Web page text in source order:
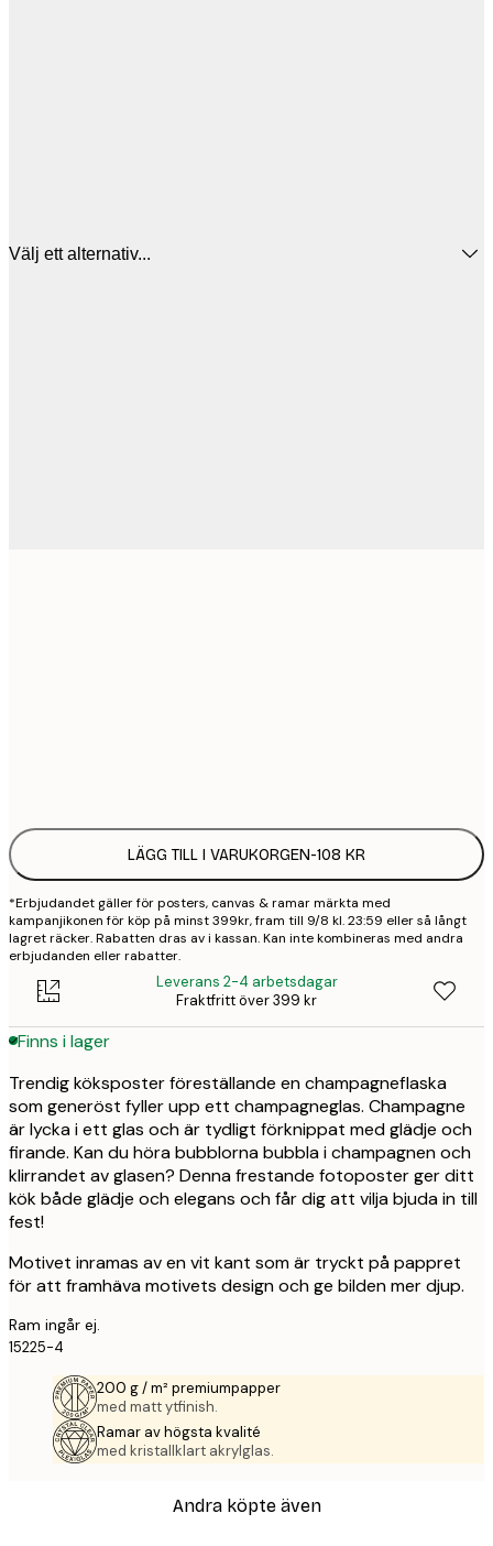
Välj ett alternativ...
LÄGG TILL I VARUKORGEN-108 KR
*Erbjudandet gäller för posters, canvas & ramar märkta med
kampanjikonen för köp på minst 399kr, fram till 9/8 kl. 23:59 eller så långt
lagret räcker. Rabatten dras av i kassan. Kan inte kombineras med andra
erbjudanden eller rabatter.
Leverans 2-4 arbetsdagar
Fraktfritt över 399 kr
Finns i lager
Trendig köksposter föreställande en champagneflaska
som generöst fyller upp ett champagneglas. Champagne
är lycka i ett glas och är tydligt förknippat med glädje och
firande. Kan du höra bubblorna bubbla i champagnen och
klirrandet av glasen? Denna frestande fotoposter ger ditt
kök både glädje och elegans och får dig att vilja bjuda in till
fest!
Motivet inramas av en vit kant som är tryckt på pappret
för att framhäva motivets design och ge bilden mer djup.
Ram ingår ej.
15225-4
200 g / m² premiumpapper
med matt ytfinish.
Ramar av högsta kvalité
med kristallklart akrylglas.
Andra köpte även